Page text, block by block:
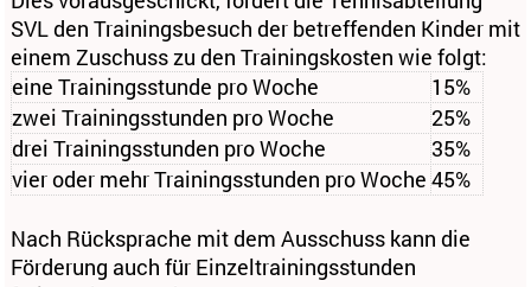
SVL den Trainingsbesuch der betreffenden Kinder mit
einem Zuschuss zu den Trainingskosten wie folgt:
eine Trainingsstunde pro Woche
15%
zwei Trainingsstunden pro Woche
25%
drei Trainingsstunden pro Woche
35%
vier oder mehr Trainingsstunden pro Woche 45%
Nach Rücksprache mit dem Ausschuss kann die
Förderung auch für Einzeltrainingsstunden